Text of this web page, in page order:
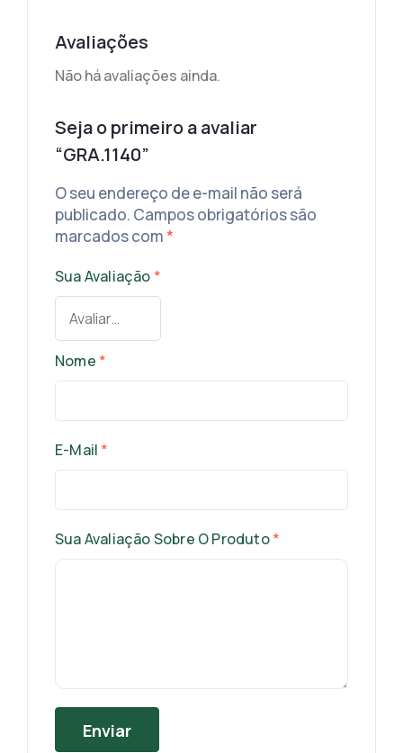
Avaliações
Não há avaliações ainda.
Seja o primeiro a avaliar
“GRA.1140”
O seu endereço de e-mail não será
publicado. Campos obrigatórios são
marcados com*
Sua Avaliação *
Sua Avaliação Sobre O Produto*
Nome *
E-Mail *